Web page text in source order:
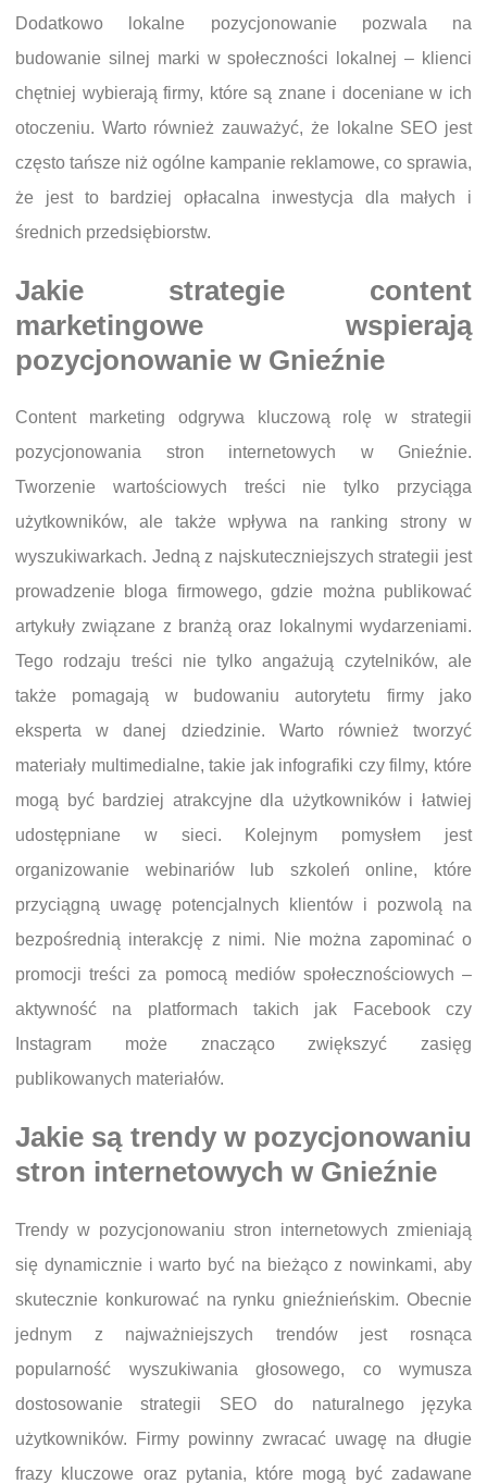
Dodatkowo lokalne pozycjonowanie pozwala na
budowanie silnej marki w społeczności lokalnej – klienci
chętniej wybierają firmy, które są znane i doceniane w ich
otoczeniu. Warto również zauważyć, że lokalne SEO jest
często tańsze niż ogólne kampanie reklamowe, co sprawia,
że jest to bardziej opłacalna inwestycja dla małych i
średnich przedsiębiorstw.
Jakie strategie content
marketingowe wspierają
pozycjonowanie w Gnieźnie
Content marketing odgrywa kluczową rolę w strategii
pozycjonowania stron internetowych w Gnieźnie.
Tworzenie wartościowych treści nie tylko przyciąga
użytkowników, ale także wpływa na ranking strony w
wyszukiwarkach. Jedną z najskuteczniejszych strategii jest
prowadzenie bloga firmowego, gdzie można publikować
artykuły związane z branżą oraz lokalnymi wydarzeniami.
Tego rodzaju treści nie tylko angażują czytelników, ale
także pomagają w budowaniu autorytetu firmy jako
eksperta w danej dziedzinie. Warto również tworzyć
materiały multimedialne, takie jak infografiki czy filmy, które
mogą być bardziej atrakcyjne dla użytkowników i łatwiej
udostępniane w sieci. Kolejnym pomysłem jest
organizowanie webinariów lub szkoleń online, które
przyciągną uwagę potencjalnych klientów i pozwolą na
bezpośrednią interakcję z nimi. Nie można zapominać o
promocji treści za pomocą mediów społecznościowych –
aktywność na platformach takich jak Facebook czy
Instagram może znacząco zwiększyć zasięg
publikowanych materiałów.
Jakie są trendy w pozycjonowaniu
stron internetowych w Gnieźnie
Trendy w pozycjonowaniu stron internetowych zmieniają
się dynamicznie i warto być na bieżąco z nowinkami, aby
skutecznie konkurować na rynku gnieźnieńskim. Obecnie
jednym z najważniejszych trendów jest rosnąca
popularność wyszukiwania głosowego, co wymusza
dostosowanie strategii SEO do naturalnego języka
użytkowników. Firmy powinny zwracać uwagę na długie
frazy kluczowe oraz pytania, które mogą być zadawane